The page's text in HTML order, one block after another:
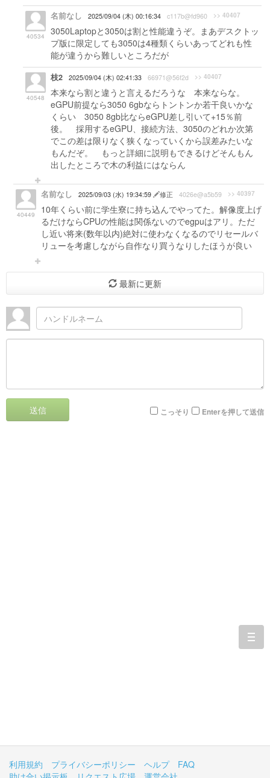
40534
名前なし 2025/09/04 (木) 00:16:34 c117b@fd960 >> 40407
3050Laptopと3050は割と性能違うぞ。まあデスクトッ
プ版に限定しても3050は4種類くらいあってどれも性
能が違うから難しいところだが
40548
枝2 2025/09/04 (木) 02:41:33 66971@56f2d >> 40407
本来なら割と違うと言えるだろうな 本来ならな。
eGPU前提なら3050 6gbならトントンか若干良いかな
くらい 3050 8gb比ならeGPU差し引いて+15％前
後。 採用するeGPU、接続方法、3050のどれか次第
でこの差は限りなく狭くなっていくから誤差みたいな
もんだぞ。 もっと詳細に説明もできるけどそんもん
出したところで木の利益にはならん
40449
名前なし 2025/09/03 (水) 19:34:59 修正 4026e@a5b59 >> 40397
10年くらい前に学生寮に持ち込んでやってた。解像度上げ
るだけならCPUの性能は関係ないのでegpuはアリ。ただ
し近い将来(数年以内)絶対に使わなくなるのでリセールバ
リューを考慮しながら自作なり買うなりしたほうが良い
最新に更新
送信 こっそり Enterを押して送信
利用規約 プライバシーポリシー ヘルプ
FAQ